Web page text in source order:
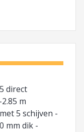
direct
m
5 schijven -
mm dik -